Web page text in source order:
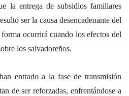
la entrega de subsidios familiares
ser la causa desencadenante del
ocurrirá cuando los efectos del
los salvadoreños.
entrado a la fase de transmisión
de ser reforzadas, enfrentándose a